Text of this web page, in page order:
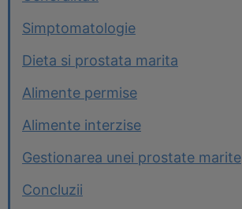
Simptomatologie
Dieta si prostata marita
Alimente permise
Alimente interzise
Gestionarea unei prostate marite
Concluzii